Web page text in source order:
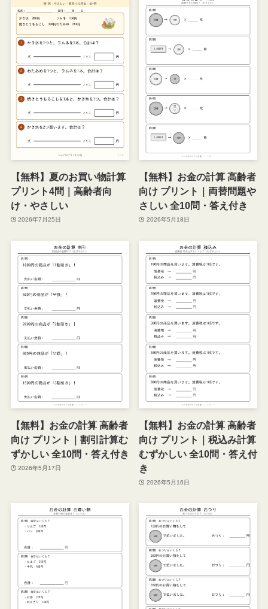
【無料】夏のお買い物計算
プリント4問｜高齢者向
け・やさしい
2026年7月25日
【無料】お金の計算 高齢者
向け プリント｜両替問題や
さしい 全10問・答え付き
2026年5月18日
【無料】お金の計算 高齢者
向け プリント｜割引計算む
ずかしい 全10問・答え付き
2026年5月17日
【無料】お金の計算 高齢者
向け プリント｜税込み計算
むずかしい 全10問・答え付
き
2026年5月16日